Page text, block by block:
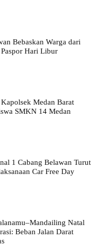
Bebaskan Warga dari
Hari Libur
Medan Barat
SMKN 14 Medan
1 Cabang Belawan Turut
Car Free Day
Natal
Beban Jalan Darat